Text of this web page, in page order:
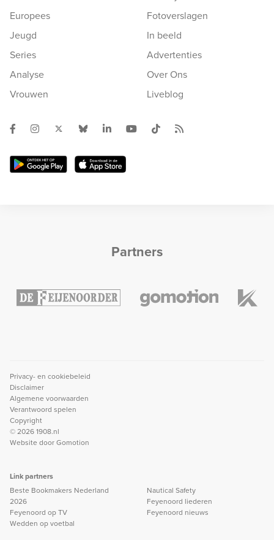
Europees
Jeugd
Series
Analyse
Vrouwen
Fotoverslagen
In beeld
Advertenties
Over Ons
Liveblog
Partners
Privacy- en cookiebeleid
Disclaimer
Algemene voorwaarden
Verantwoord spelen
Copyright
© 2026 1908.nl
Website doorGomotion
Link partners
Beste Bookmakers Nederland
2026
Feyenoord op TV
Wedden op voetbal
Nautical Safety
Feyenoord liederen
Feyenoord nieuws